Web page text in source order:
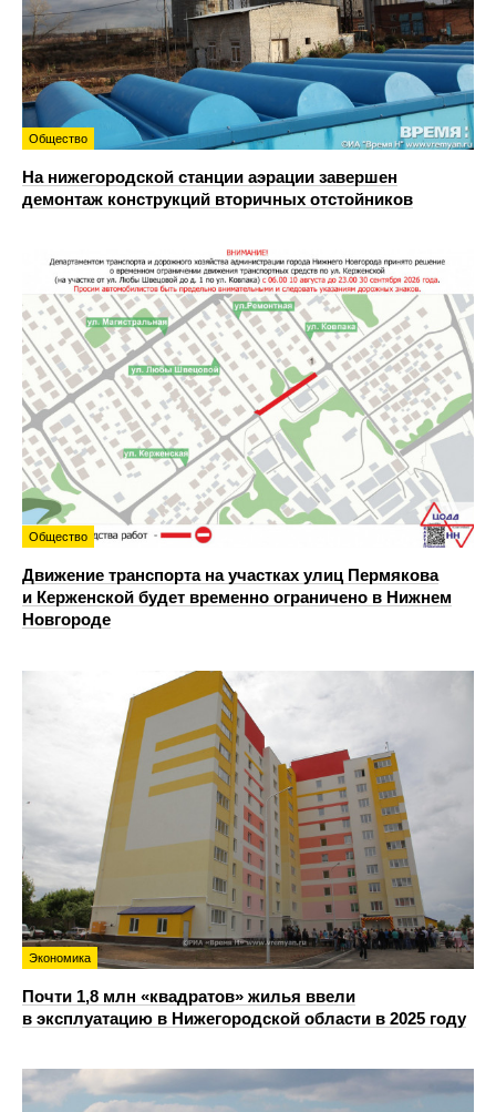
Общество
На нижегородской станции аэрации завершен
демонтаж конструкций вторичных отстойников
Общество
Движение транспорта на участках улиц Пермякова
и Керженской будет временно ограничено в Нижнем
Новгороде
Экономика
Почти 1,8 млн «квадратов» жилья ввели
в эксплуатацию в Нижегородской области в 2025 году